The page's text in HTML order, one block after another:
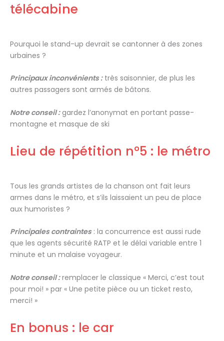
télécabine
Pourquoi le stand-up devrait se cantonner à des zones
urbaines ?
Principaux inconvénients :très saisonnier, de plus les
autres passagers sont armés de bâtons.
Notre conseil :gardez l’anonymat en portant passe-
montagne et masque de ski
Lieu de répétition n°5 : le métro
Tous les grands artistes de la chanson ont fait leurs
armes dans le métro, et s’ils laissaient un peu de place
aux humoristes ?
Principales contraintes : la concurrence est aussi rude
que les agents sécurité RATP et le délai variable entre 1
minute et un malaise voyageur.
Notre conseil :remplacer le classique « Merci, c’est tout
pour moi! » par « Une petite pièce ou un ticket resto,
merci! »
En bonus : le car